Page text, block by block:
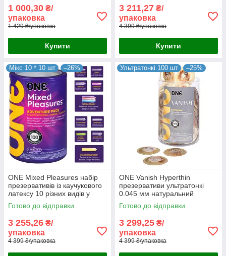
1 000,30 ₴/
упаковка
1 429 ₴/упаковка
Купити
3 211,27 ₴/
упаковка
4 399 ₴/упаковка
Купити
Мікс 10 * 10 шт –26%
ONE Mixed Pleasures набір
презервативів із каучукового
латексу 10 різних видів у
пакованні-тубус 100 шт
Малайзія
Готово до відправки
3 255,26 ₴/
упаковка
4 399 ₴/упаковка
Ультратонкі 100 шт –25%
ONE Vanish Hyperthin
презервативи ультратонкі
0.045 мм натуральний
каучуковий латекс зі змазкою
100 шт. у тубусі Малайзія
Готово до відправки
3 299,25 ₴/
упаковка
4 399 ₴/упаковка